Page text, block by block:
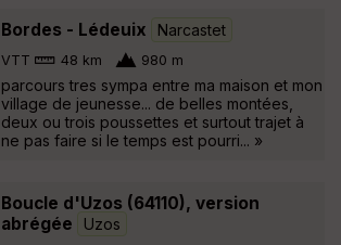
Bordes - Lédeuix Narcastet
VTT 48 km 980 m
parcours tres sympa entre ma maison et mon
village de jeunesse... de belles montées,
deux ou trois poussettes et surtout trajet à
ne pas faire si le temps est pourri... »
Boucle d'Uzos (64110), version
abrégée
Uzos